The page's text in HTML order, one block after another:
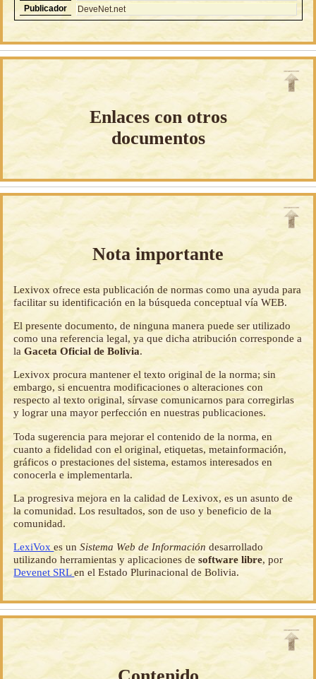
Publicador
DeveNet.net
Enlaces con otros
documentos
Nota importante
Lexivox ofrece esta publicación de normas como una ayuda para
facilitar su identificación en la búsqueda conceptual vía WEB.
El presente documento, de ninguna manera puede ser utilizado
como una referencia legal, ya que dicha atribución corresponde a
laGaceta Oficial de Bolivia.
Lexivox procura mantener el texto original de la norma; sin
embargo, si encuentra modificaciones o alteraciones con
respecto al texto original, sírvase comunicarnos para corregirlas
y lograr una mayor perfección en nuestras publicaciones.
Toda sugerencia para mejorar el contenido de la norma, en
cuanto a fidelidad con el original, etiquetas, metainformación,
gráficos o prestaciones del sistema, estamos interesados en
conocerla e implementarla.
La progresiva mejora en la calidad de Lexivox, es un asunto de
la comunidad. Los resultados, son de uso y beneficio de la
comunidad.
LexiVoxes unSistema Web de Información desarrollado
utilizando herramientas y aplicaciones desoftware libre, por
Devenet SRLen el Estado Plurinacional de Bolivia.